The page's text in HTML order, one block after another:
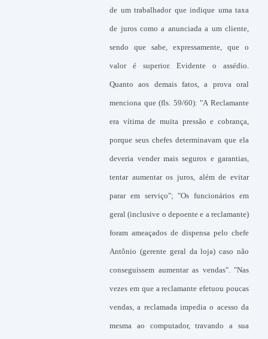
de um trabalhador que indique uma taxa
de juros como a anunciada a um cliente,
sendo que sabe, expressamente, que o
valor é superior. Evidente o assédio.
Quanto aos demais fatos, a prova oral
menciona que (fls. 59/60): "A Reclamante
era vítima de muita pressão e cobrança,
porque seus chefes determinavam que ela
deveria vender mais seguros e garantias,
tentar aumentar os juros, além de evitar
parar em serviço"; "Os funcionários em
geral (inclusive o depoente e a reclamante)
foram ameaçados de dispensa pelo chefe
Antônio (gerente geral da loja) caso não
conseguissem aumentar as vendas". "Nas
vezes em que a reclamante efetuou poucas
vendas, a reclamada impedia o acesso da
mesma ao computador, travando a sua